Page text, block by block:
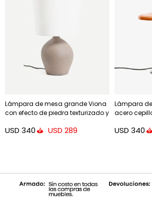
Lámpara de mesa grande Viona
con efecto de piedra texturizado y
pantalla de algodón
USD 340 USD 289
Lámpara
acero
USD 340